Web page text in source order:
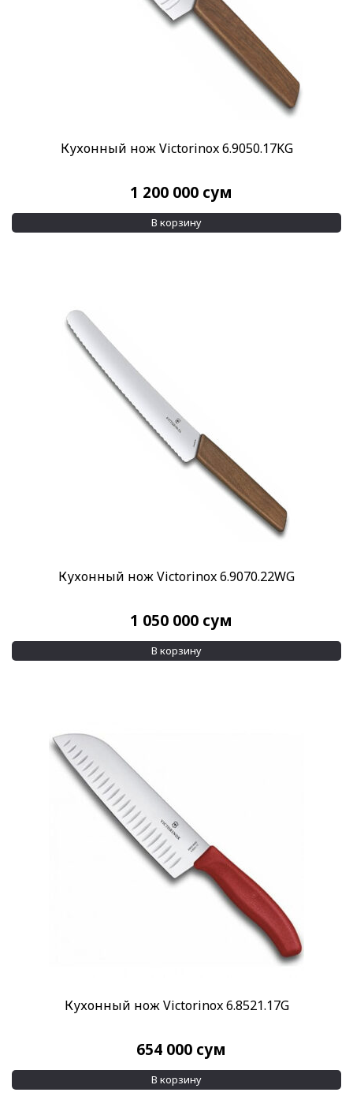
Кухонный нож Victorinox 6.9050.17KG
1 200 000 сум
В корзину
Кухонный нож Victorinox 6.9070.22WG
1 050 000 сум
В корзину
Кухонный нож Victorinox 6.8521.17G
654 000 сум
В корзину